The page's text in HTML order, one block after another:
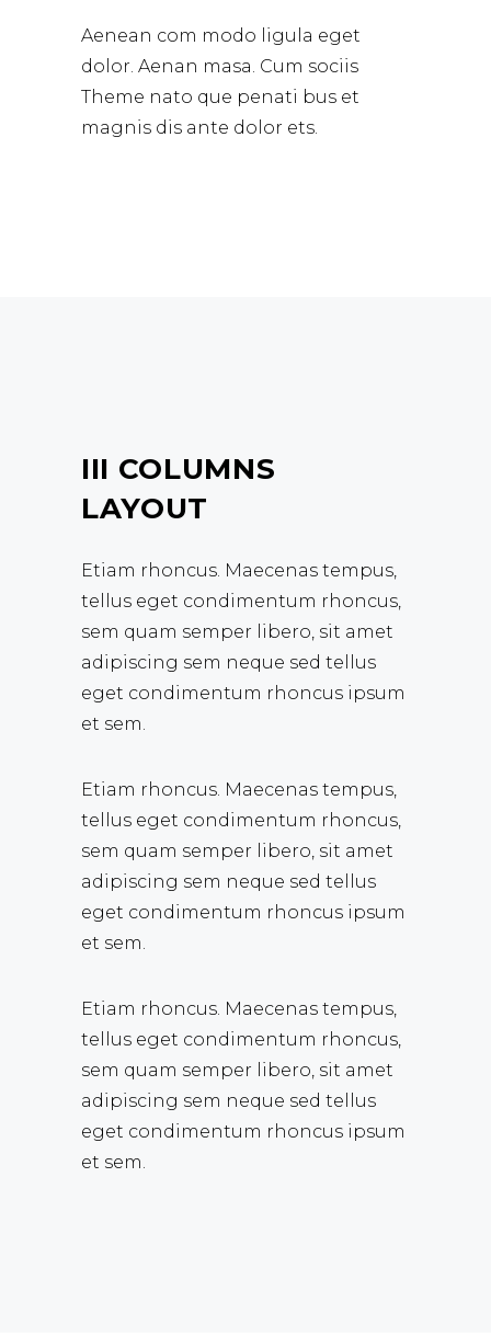
Aenean com modo ligula eget
dolor. Aenan masa. Cum sociis
Theme nato que penati bus et
magnis dis ante dolor ets.
III COLUMNS
LAYOUT
Etiam rhoncus. Maecenas tempus,
tellus eget condimentum rhoncus,
sem quam semper libero, sit amet
adipiscing sem neque sed tellus
eget condimentum rhoncus ipsum
et sem.
Etiam rhoncus. Maecenas tempus,
tellus eget condimentum rhoncus,
sem quam semper libero, sit amet
adipiscing sem neque sed tellus
eget condimentum rhoncus ipsum
et sem.
Etiam rhoncus. Maecenas tempus,
tellus eget condimentum rhoncus,
sem quam semper libero, sit amet
adipiscing sem neque sed tellus
eget condimentum rhoncus ipsum
et sem.